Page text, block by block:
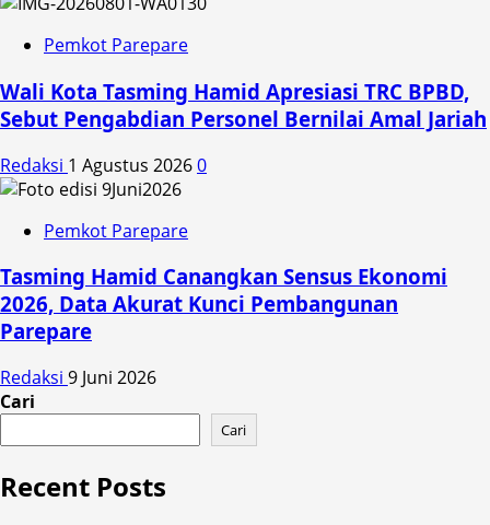
Pemkot Parepare
Wali Kota Tasming Hamid Apresiasi TRC BPBD,
Sebut Pengabdian Personel Bernilai Amal Jariah
Redaksi 1 Agustus 20260
Pemkot Parepare
Tasming Hamid Canangkan Sensus Ekonomi
2026, Data Akurat Kunci Pembangunan
Parepare
Redaksi 9 Juni 2026
Cari
Cari
Recent Posts